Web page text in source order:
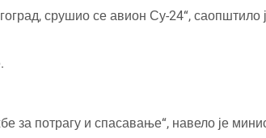
срушио се авион Су-24“, саопштило
за потрагу и спасавање“, навело је